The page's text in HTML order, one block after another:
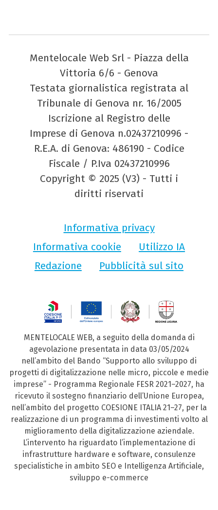
Mentelocale Web Srl - Piazza della
Vittoria 6/6 - Genova
Testata giornalistica registrata al
Tribunale di Genova nr. 16/2005
Iscrizione al Registro delle
Imprese di Genova n.02437210996 -
R.E.A. di Genova: 486190 - Codice
Fiscale / P.Iva 02437210996
Copyright © 2025 (V3) - Tutti i
diritti riservati
Informativa privacy
Informativa cookie
Utilizzo IA
Redazione
Pubblicità sul sito
MENTELOCALE WEB, a seguito della domanda di
agevolazione presentata in data 03/05/2024
nell’ambito del Bando “Supporto allo sviluppo di
progetti di digitalizzazione nelle micro, piccole e medie
imprese” - Programma Regionale FESR 2021–2027, ha
ricevuto il sostegno finanziario dell’Unione Europea,
nell’ambito del progetto COESIONE ITALIA 21–27, per la
realizzazione di un programma di investimenti volto al
miglioramento della digitalizzazione aziendale.
L’intervento ha riguardato l’implementazione di
infrastrutture hardware e software, consulenze
specialistiche in ambito SEO e Intelligenza Artificiale,
sviluppo e-commerce